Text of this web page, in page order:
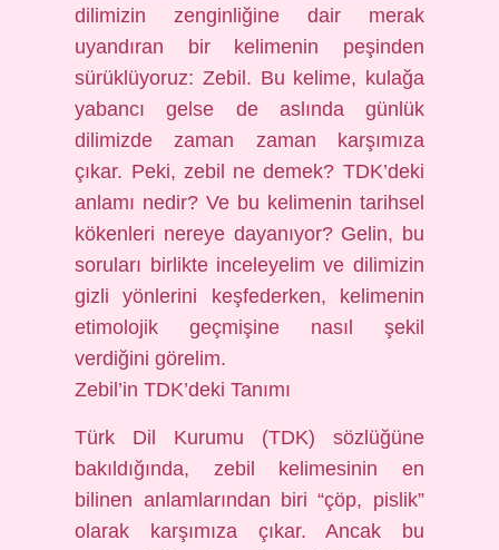
dilimizin zenginliğine dair merak
uyandıran bir kelimenin peşinden
sürüklüyoruz: Zebil. Bu kelime, kulağa
yabancı gelse de aslında günlük
dilimizde zaman zaman karşımıza
çıkar. Peki, zebil ne demek? TDK’deki
anlamı nedir? Ve bu kelimenin tarihsel
kökenleri nereye dayanıyor? Gelin, bu
soruları birlikte inceleyelim ve dilimizin
gizli yönlerini keşfederken, kelimenin
etimolojik geçmişine nasıl şekil
verdiğini görelim.
Zebil’in TDK’deki Tanımı
Türk Dil Kurumu (TDK) sözlüğüne
bakıldığında, zebil kelimesinin en
bilinen anlamlarından biri “çöp, pislik”
olarak karşımıza çıkar. Ancak bu